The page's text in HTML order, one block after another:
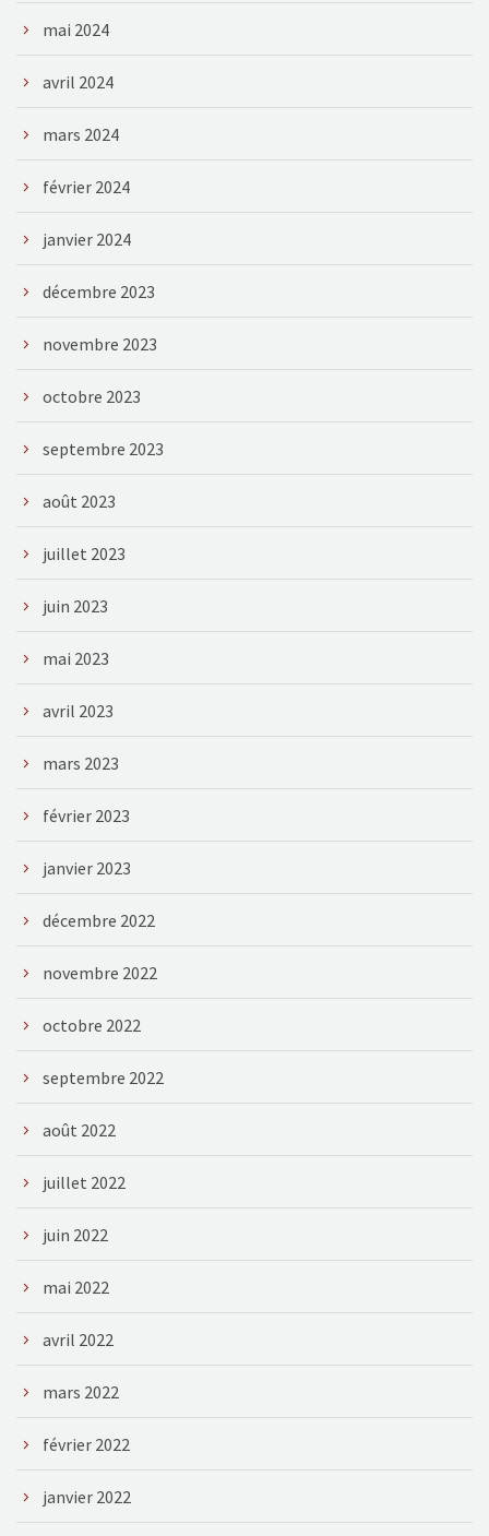
mai 2024
avril 2024
mars 2024
février 2024
janvier 2024
décembre 2023
novembre 2023
octobre 2023
septembre 2023
août 2023
juillet 2023
juin 2023
mai 2023
avril 2023
mars 2023
février 2023
janvier 2023
décembre 2022
novembre 2022
octobre 2022
septembre 2022
août 2022
juillet 2022
juin 2022
mai 2022
avril 2022
mars 2022
février 2022
janvier 2022